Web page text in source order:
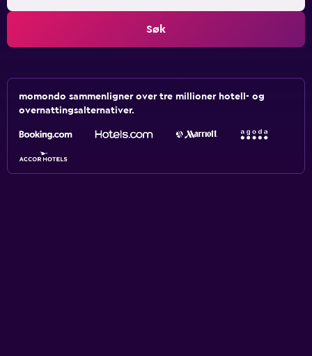
Søk
momondo sammenligner over tre millioner hotell- og
overnattingsalternativer.